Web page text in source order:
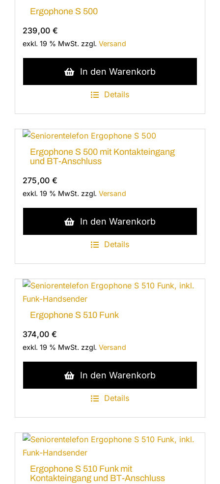
Ergophone S 500
239,00 €
exkl. 19 % MwSt. zzgl. Versand
In den Warenkorb
Details
Ergophone S 500 mit Kontakteingang
und BT-Anschluss
275,00 €
exkl. 19 % MwSt. zzgl. Versand
In den Warenkorb
Details
Ergophone S 510 Funk
374,00 €
exkl. 19 % MwSt. zzgl. Versand
In den Warenkorb
Details
Ergophone S 510 Funk mit
Kontakteingang und BT-Anschluss